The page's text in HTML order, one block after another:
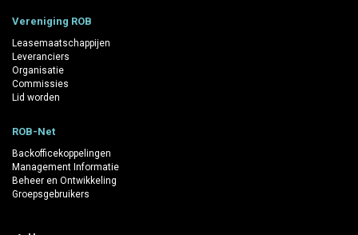
Vereniging ROB
Leasemaatschappijen
Leveranciers
Organisatie
Commissies
Lid worden
ROB-Net
Backofficekoppelingen
Management Informatie
Beheer en Ontwikkeling
Groepsgebruikers